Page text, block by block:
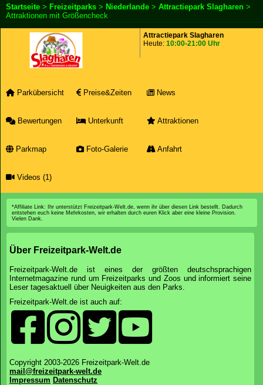
Startseite > Freizeitparks > Niederlande > Attractiepark Slagharen >
Attraktionen mit Größencheck
Attractiepark Slagharen
Heute: 10:00-21:00 Uhr
Parkübersicht Preise&Zeiten News
Bewertungen Unterkunft Attraktionen
Parkmap Foto-Galerie Anfahrt
Videos (1)
*Affiliate Link: Ihr unterstützt Freizeitpark-Welt.de, wenn ihr über diesen Link bestellt. Dadurch
entstehen euch keine Mehrkosten, wir erhalten durch euren Klick aber eine kleine Provision.
Vielen Dank.
Über Freizeitpark-Welt.de
Freizeitpark-Welt.de ist eines der größten deutschsprachigen
Internetmagazine rund um Freizeitparks und Zoos und informiert seine
Leser tagesaktuell über Neuigkeiten aus den Parks.
Freizeitpark-Welt.de ist auch auf:
Copyright 2003-2026 Freizeitpark-Welt.de
mail@freizeitpark-welt.de
Impressum Datenschutz